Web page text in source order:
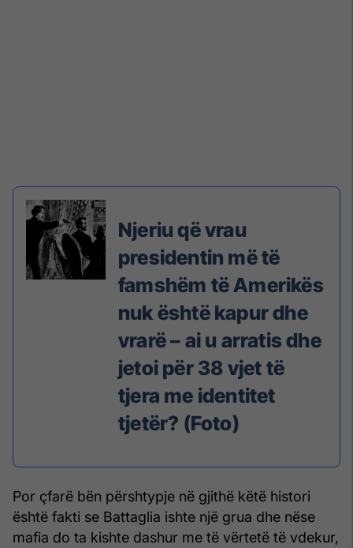
Njeriu që vrau
presidentin më të
famshëm të Amerikës
nuk është kapur dhe
vrarë – ai u arratis dhe
jetoi për 38 vjet të
tjera me identitet
tjetër? (Foto)
Por çfarë bën përshtypje në gjithë këtë histori
është fakti se Battaglia ishte një grua dhe nëse
mafia do ta kishte dashur me të vërtetë të vdekur,